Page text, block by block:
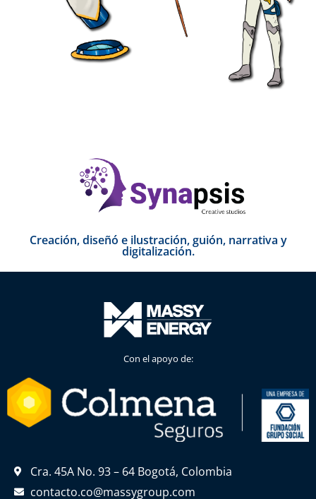
Creación, diseñó e ilustración, guión, narrativa y
digitalización.
Con el apoyo de:
Cra. 45A No. 93 – 64 Bogotá, Colombia
contacto.co@massygroup.com